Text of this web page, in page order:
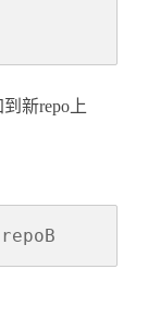
新repo上
repoB